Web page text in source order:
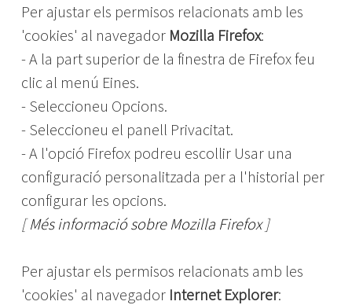
Per ajustar els permisos relacionats amb les
'cookies' al navegador Mozilla Firefox:
- A la part superior de la finestra de Firefox feu
clic al menú Eines.
- Seleccioneu Opcions.
- Seleccioneu el panell Privacitat.
- A l'opció Firefox podreu escollir Usar una
configuració personalitzada per a l'historial per
configurar les opcions.
[Més informació sobre Mozilla Firefox]
Per ajustar els permisos relacionats amb les
'cookies' al navegador Internet Explorer: